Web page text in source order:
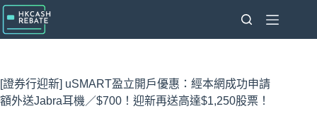
跳
至
主
內
容
[證券行迎新] uSMART盈立開戶優惠：經本網成功申請
額外送Jabra耳機／$700！迎新再送高達$1,250股票！